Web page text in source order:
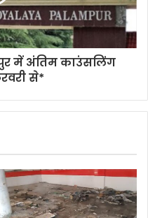
में अंतिम काउंसलिंग
से*